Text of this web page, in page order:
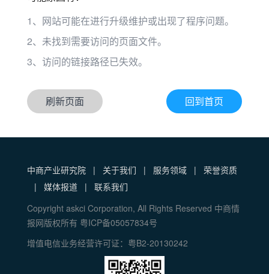
1、网站可能在进行升级维护或出现了程序问题。
2、未找到需要访问的页面文件。
3、访问的链接路径已失效。
刷新页面 回到首页
中商产业研究院 | 关于我们 | 服务领域 |
荣誉资质
|
媒体报道 |
联系我们
Copyright askci Corporation, All Rights Reserved 中商情
报网版权所有 粤ICP备05057834号
增值电信业务经营许可证：粤B2-20130242